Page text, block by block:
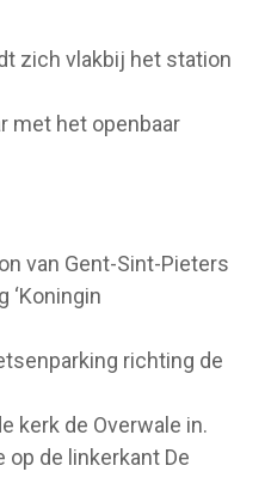
zich vlakbij het station
met het openbaar
van Gent-Sint-Pieters
‘Koningin
richting de
kerk de Overwale in.
op de linkerkant De